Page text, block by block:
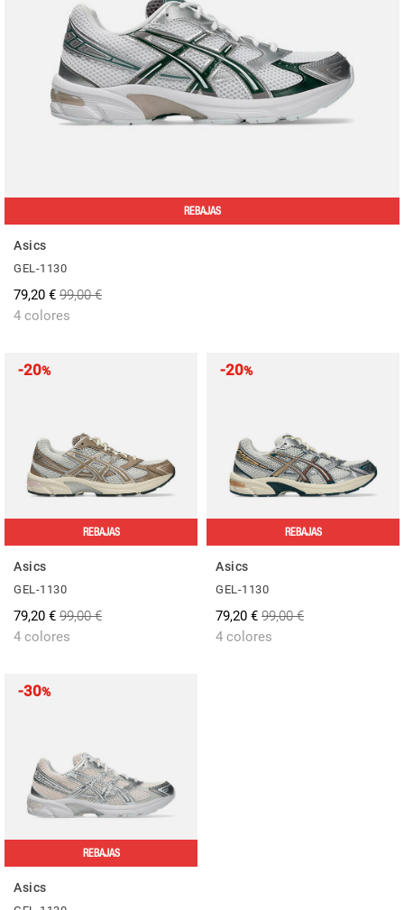
REBAJAS
Asics
GEL-1130
79,20 € 99,00 €
4 colores
-20%
REBAJAS
Asics
GEL-1130
79,20 € 99,00 €
4 colores
-20%
REBAJAS
Asics
GEL-1130
79,20 € 99,00 €
4 colores
-30%
REBAJAS
Asics